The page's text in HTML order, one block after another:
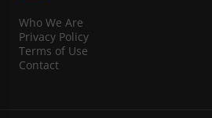
Who We Are
Privacy Policy
Terms of Use
Contact